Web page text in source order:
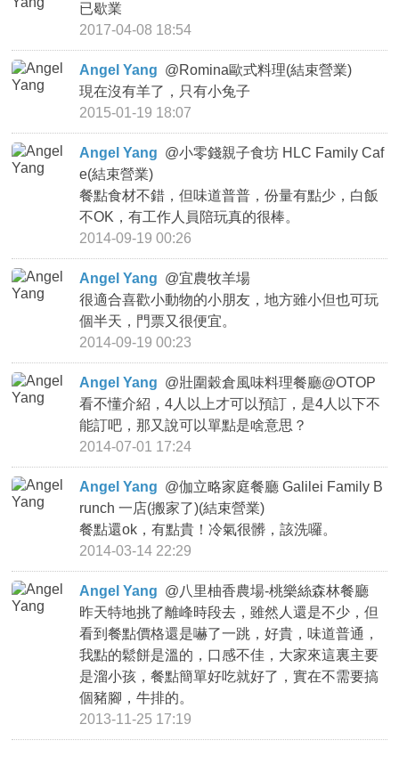
已歇業
2017-04-08 18:54
Angel Yang @Romina歐式料理(結束營業)
現在沒有羊了，只有小兔子
2015-01-19 18:07
Angel Yang @小零錢親子食坊 HLC Family Caf
e(結束營業)
餐點食材不錯，但味道普普，份量有點少，白飯
不OK，有工作人員陪玩真的很棒。
2014-09-19 00:26
Angel Yang @宜農牧羊場
很適合喜歡小動物的小朋友，地方雖小但也可玩
個半天，門票又很便宜。
2014-09-19 00:23
Angel Yang @壯圍穀倉風味料理餐廳@OTOP
看不懂介紹，4人以上才可以預訂，是4人以下不
能訂吧，那又說可以單點是啥意思？
2014-07-01 17:24
Angel Yang @伽立略家庭餐廳 Galilei Family B
runch 一店(搬家了)(結束營業)
餐點還ok，有點貴！冷氣很髒，該洗囉。
2014-03-14 22:29
Angel Yang @八里柚香農場-桃樂絲森林餐廳
昨天特地挑了離峰時段去，雖然人還是不少，但
看到餐點價格還是嚇了一跳，好貴，味道普通，
我點的鬆餅是溫的，口感不佳，大家來這裏主要
是溜小孩，餐點簡單好吃就好了，實在不需要搞
個豬腳，牛排的。
2013-11-25 17:19